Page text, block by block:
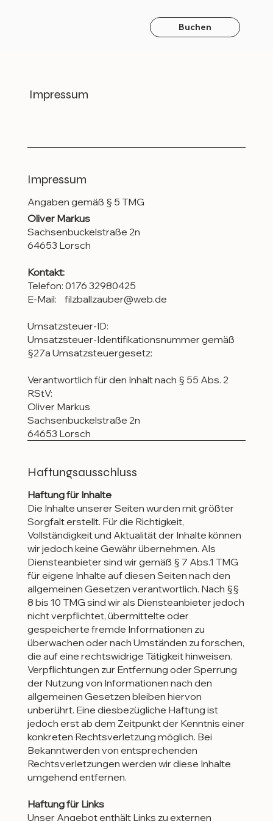
Buchen
Impressum
Impressum
Angaben gemäß § 5 TMG
Oliver Markus
Sachsenbuckelstraße 2n
64653 Lorsch
Kontakt:
Telefon: 0176 32980425
E-Mail: filzballzauber@web.de
Umsatzsteuer-ID:
Umsatzsteuer-Identifikationsnummer gemäß
§27a Umsatzsteuergesetz:
Verantwortlich für den Inhalt nach § 55 Abs. 2
RStV:
Oliver Markus
Sachsenbuckelstraße 2n
64653 Lorsch
Haftungsausschluss
Haftung für Inhalte
Die Inhalte unserer Seiten wurden mit größter
Sorgfalt erstellt. Für die Richtigkeit,
Vollständigkeit und Aktualität der Inhalte können
wir jedoch keine Gewähr übernehmen. Als
Diensteanbieter sind wir gemäß § 7 Abs.1 TMG
für eigene Inhalte auf diesen Seiten nach den
allgemeinen Gesetzen verantwortlich. Nach §§
8 bis 10 TMG sind wir als Diensteanbieter jedoch
nicht verpflichtet, übermittelte oder
gespeicherte fremde Informationen zu
überwachen oder nach Umständen zu forschen,
die auf eine rechtswidrige Tätigkeit hinweisen.
Verpflichtungen zur Entfernung oder Sperrung
der Nutzung von Informationen nach den
allgemeinen Gesetzen bleiben hiervon
unberührt. Eine diesbezügliche Haftung ist
jedoch erst ab dem Zeitpunkt der Kenntnis einer
konkreten Rechtsverletzung möglich. Bei
Bekanntwerden von entsprechenden
Rechtsverletzungen werden wir diese Inhalte
umgehend entfernen.
Haftung für Links
Unser Angebot enthält Links zu externen